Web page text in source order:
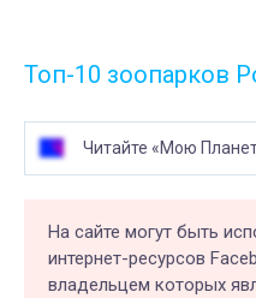
Топ-10 зоопарков
Читайте «Мою
На сайте могут быть
интернет-ресурсов
владельцем которых